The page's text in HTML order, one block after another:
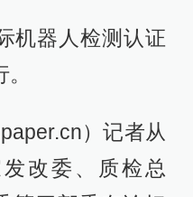
机器人检测认证
）记者从
改委、质检总